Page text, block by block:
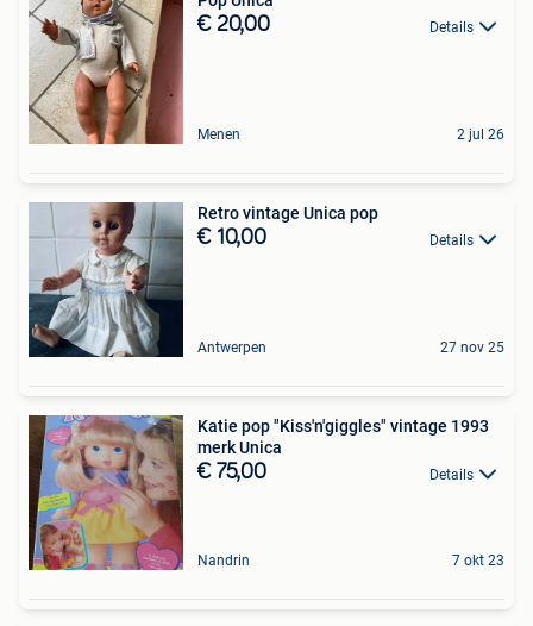
€ 20,00 Details
Menen 2 jul 26
Retro vintage Unica pop
€ 10,00 Details
Antwerpen 27 nov 25
Katie pop "Kiss'n'giggles" vintage 1993
merk Unica
€ 75,00 Details
Nandrin 7 okt 23